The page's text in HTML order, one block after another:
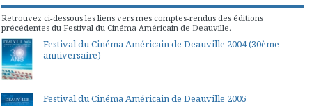
Retrouvez ci-dessous les liens vers mes comptes-rendus des éditions
précédentes du Festival du Cinéma Américain de Deauville.
Festival du Cinéma Américain de Deauville 2004 (30ème
anniversaire)
Festival du Cinéma Américain de Deauville 2005